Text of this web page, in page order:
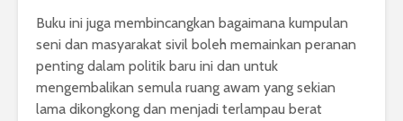
Buku ini juga membincangkan bagaimana kumpulan
seni dan masyarakat sivil boleh memainkan peranan
penting dalam politik baru ini dan untuk
mengembalikan semula ruang awam yang sekian
lama dikongkong dan menjadi terlampau berat